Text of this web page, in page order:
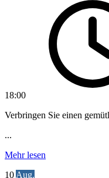
18:00
Verbringen Sie einen
...
Mehr lesen
10 Aug.